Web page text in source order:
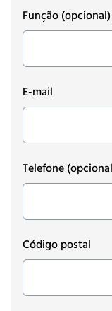
Função(opcional)
E-mail
Telefone
Código postal